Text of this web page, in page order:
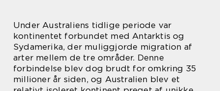
Under Australiens tidlige periode var
kontinentet forbundet med Antarktis og
Sydamerika, der muliggjorde migration af
arter mellem de tre områder. Denne
forbindelse blev dog brudt for omkring 35
millioner år siden, og Australien blev et